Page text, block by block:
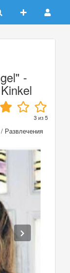
-
3из5
Развлечения